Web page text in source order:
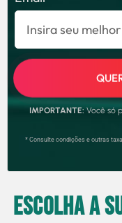
IMPORTANTE:Você só
* Consulte condições e outras
Escolha a